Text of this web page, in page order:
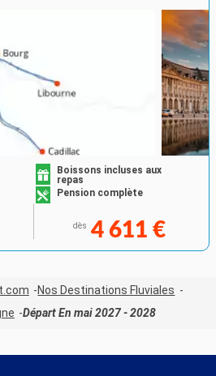
Boissons incluses aux
repas
Pension complète
dès 4 611 €
Nos Destinations Fluviales
Départ En mai 2027 - 2028